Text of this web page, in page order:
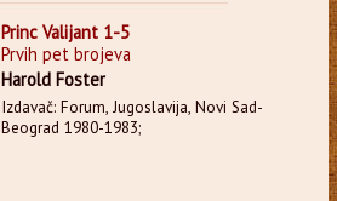
Princ Valijant 1-5
Prvih pet brojeva
Harold Foster
Izdavač: Forum, Jugoslavija, Novi Sad-
Beograd 1980-1983;